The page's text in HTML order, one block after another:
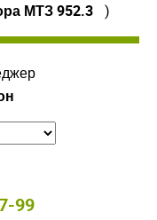
МТЗ 952.3 )
99